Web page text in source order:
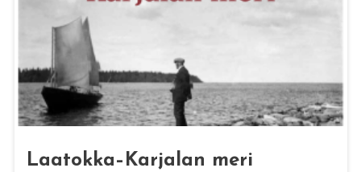
Laa­tok­ka–Kar­ja­lan meri